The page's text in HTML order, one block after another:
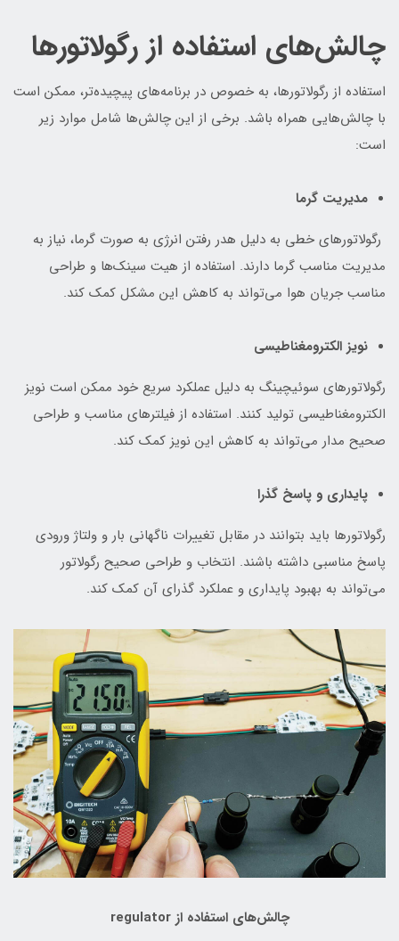
چالش‌های استفاده از رگولاتورها
استفاده از رگولاتورها، به خصوص در برنامه‌های پیچیده‌تر، ممکن است
با چالش‌هایی همراه باشد. برخی از این چالش‌ها شامل موارد زیر
است:
مدیریت گرما
رگولاتورهای خطی به دلیل هدر رفتن انرژی به صورت گرما، نیاز به
مدیریت مناسب گرما دارند. استفاده از هیت سینک‌ها و طراحی
مناسب جریان هوا می‌تواند به کاهش این مشکل کمک کند.
نویز الکترومغناطیسی
رگولاتورهای سوئیچینگ به دلیل عملکرد سریع خود ممکن است نویز
الکترومغناطیسی تولید کنند. استفاده از فیلترهای مناسب و طراحی
صحیح مدار می‌تواند به کاهش این نویز کمک کند.
پایداری و پاسخ گذرا
رگولاتورها باید بتوانند در مقابل تغییرات ناگهانی بار و ولتاژ ورودی
پاسخ مناسبی داشته باشند. انتخاب و طراحی صحیح رگولاتور
می‌تواند به بهبود پایداری و عملکرد گذرای آن کمک کند.
چالش‌های استفاده از regulator